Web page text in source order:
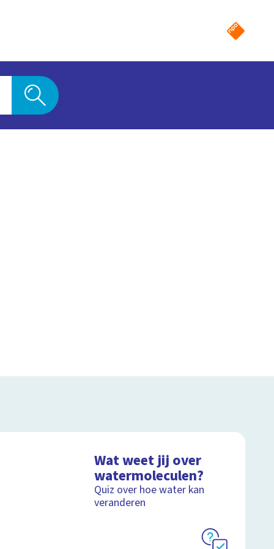
Wat weet jij over
watermoleculen?
Quiz over hoe water kan
veranderen